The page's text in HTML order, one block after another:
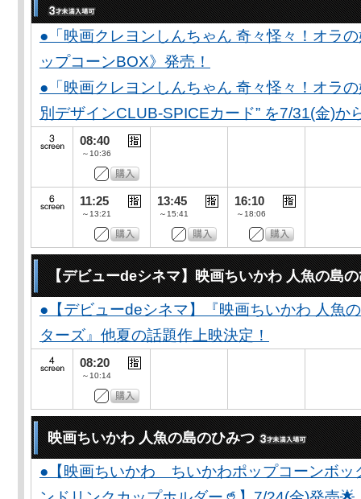
●「映画クレヨンしんちゃん 奇々怪々！オラ
ップコーンBOX》発売！
●「映画クレヨンしんちゃん 奇々怪々！オラ
別デザインCLUB-SPICEカード” を7/31(金)か
08:40
～10:36
11:25
～13:21
13:45
～15:41
16:10
～18:06
【デビューdeシネマ】映画ちいかわ 人魚の島
●【デビューdeシネマ】『映画ちいかわ 人魚
ターズ』他夏の話題作上映決定！
08:20
～10:14
映画ちいかわ 人魚の島のひみつ
●【映画ちいかわ ちいかわポップコーンボ